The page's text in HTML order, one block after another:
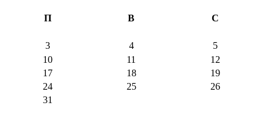
П В С
3 4
5
10
11
12
17
18
19
24
25
26
31